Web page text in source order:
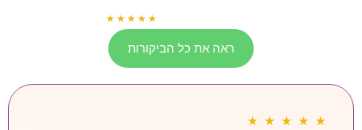
★
★
★
★
★
ראה את כל הביקורות
★
★
★
★
★